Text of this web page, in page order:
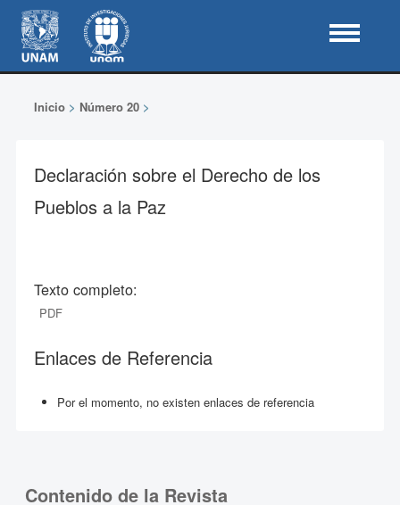
Inicio> Número 20>
Declaración sobre el Derecho de los
Pueblos a la Paz
Texto completo:
PDF
Enlaces de Referencia
Por el momento, no existen enlaces de referencia
Contenido de la Revista